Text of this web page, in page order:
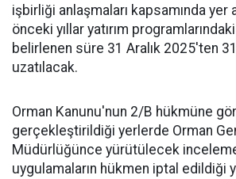
işbirliği anlaşmaları kapsamında yer
önceki yıllar yatırım
belirlenen süre 31 Aralık 2025'ten
uzatılacak.
Orman Kanunu'nun 2/B hükmüne
gerçekleştirildiği yerlerde Orman
Müdürlüğünce yürütülecek
uygulamaların hükmen iptal edildiği